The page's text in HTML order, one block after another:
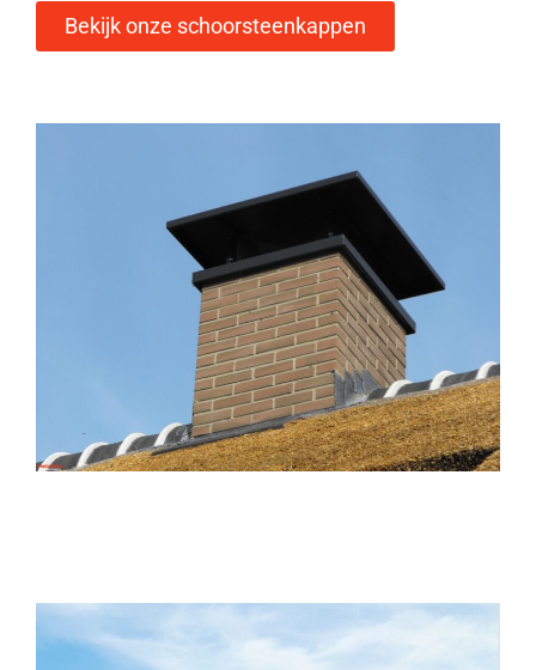
Bekijk onze schoorsteenkappen